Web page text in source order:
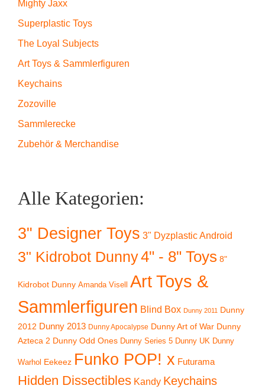
Mighty Jaxx
Superplastic Toys
The Loyal Subjects
Art Toys & Sammlerfiguren
Keychains
Zozoville
Sammlerecke
Zubehör & Merchandise
Alle Kategorien:
3" Designer Toys 3" Dyzplastic Android
3" Kidrobot Dunny4" - 8" Toys 8"
Kidrobot Dunny Amanda Visell Art Toys &
Sammlerfiguren Blind Box Dunny 2011 Dunny
2012 Dunny 2013 Dunny Apocalypse Dunny Art of War Dunny
Azteca 2 Dunny Odd Ones Dunny Series 5 Dunny UK Dunny
Warhol Eekeez Funko POP! x Futurama
Hidden Dissectibles Kandy Keychains